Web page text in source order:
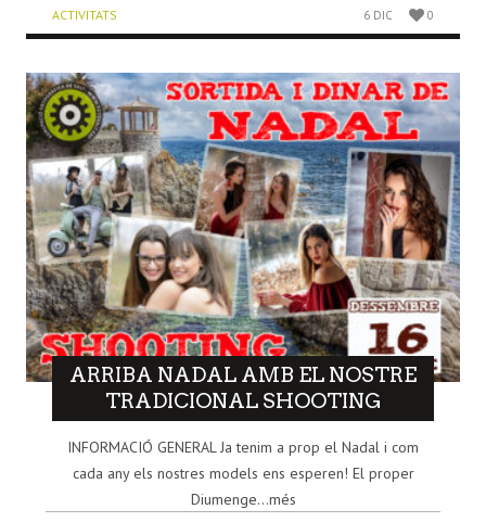
ACTIVITATS 6 DIC 0
ARRIBA NADAL AMB EL NOSTRE
TRADICIONAL SHOOTING
INFORMACIÓ GENERAL Ja tenim a prop el Nadal i com
cada any els nostres models ens esperen! El proper
Diumenge...més